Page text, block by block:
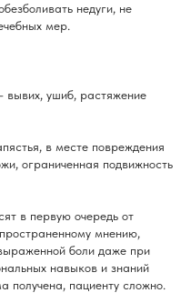
недуги, не
мер.
вывих, ушиб, растяжение
в месте повреждения
ограниченная подвижность
в первую очередь от
мнению,
боли даже при
навыков и знаний
получена, пациенту сложно.